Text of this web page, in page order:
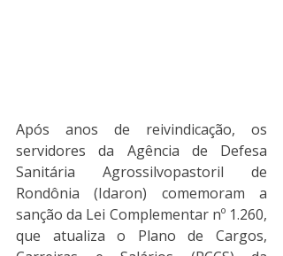
Após anos de reivindicação, os
servidores da Agência de Defesa
Sanitária Agrossilvopastoril de
Rondônia (Idaron) comemoram a
sanção da Lei Complementar nº 1.260,
que atualiza o Plano de Cargos,